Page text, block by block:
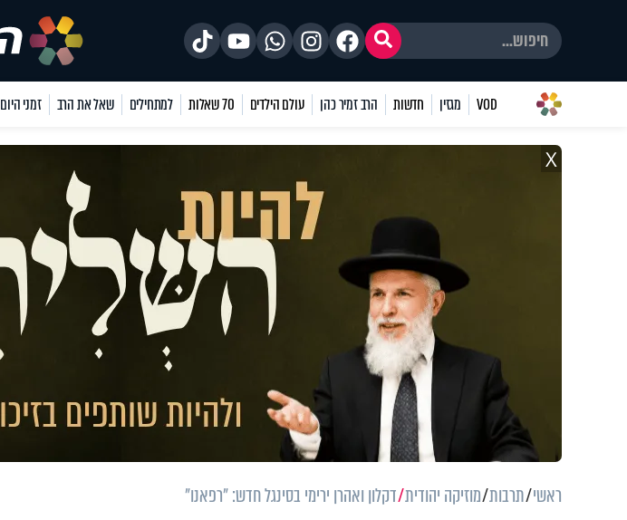
VOD מגזין חדשות הרב זמיר כהן עולם הילדים 70 שאלות למתחילים שאל את הרב זמני היום
X
ראשי תרבות מוזיקה יהודית דקלון ואהרן ירימי בסינגל חדש: "רפאנו"